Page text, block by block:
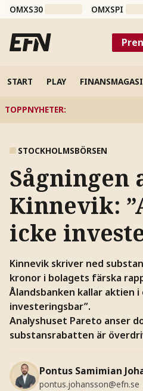
OMXS30 OMXSPI
START PLAY
TOPPNYHETER:
STOCKHOLMSBÖRSEN
Sågningen
Kinnevik:
icke
Kinnevik skriver ned
kronor i bolagets färska
Ålandsbanken kallar aktien i
investeringsbar”.
Analyshuset Pareto anser
substansrabatten är
Pontus Samimian
pontus.johansson@efn.se